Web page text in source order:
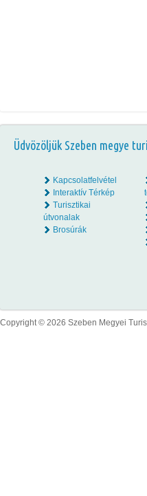
Üdvözöljük Szeben megye
Kapcsolatfelvétel
Interaktív Térkép
Turisztikai
útvonalak
Brosúrák
Copyright © 2026 Szeben Megyei